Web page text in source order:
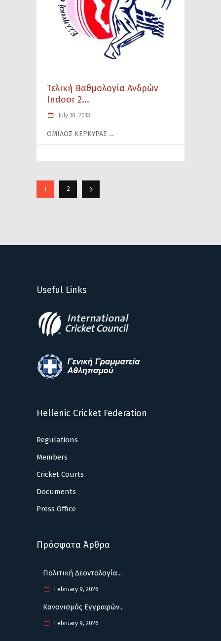
Τελική Βαθμολογία Ανδρών
Indoor 2...
July 10, 2013
ΟΜΙΛΟΣ ΚΕΡΚΥΡΑΣ
1 2
Useful Links
Hellenic Cricket Federation
Regulations
Members
Cricket Courts
Documents
Press Office
Πρόσφατα Άρθρα
Πολιτική Δεοντολογία...
February 9, 2026
Κανονισμός Εγγραφών...
February 9, 2026